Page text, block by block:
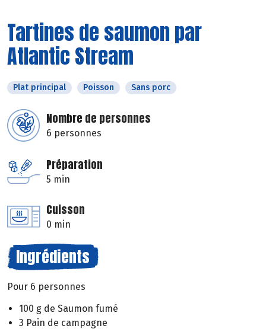
Tartines de saumon par
Atlantic Stream
Plat principal Poisson Sans porc
Nombre de personnes
6 personnes
Préparation
5 min
Cuisson
0 min
Ingrédients
Pour 6 personnes
100 g de Saumon fumé
3 Pain de campagne